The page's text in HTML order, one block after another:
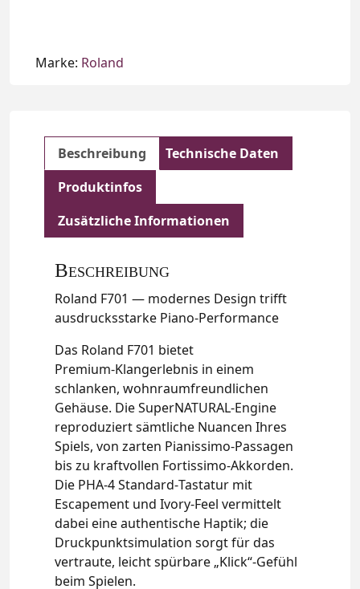
Marke: Roland
Beschreibung
Technische Daten
Produktinfos
Zusätzliche Informationen
Beschreibung
Roland F701 — modernes Design trifft
ausdrucksstarke Piano‑Performance
Das Roland F701 bietet
Premium‑Klangerlebnis in einem
schlanken, wohnraumfreundlichen
Gehäuse. Die SuperNATURAL‑Engine
reproduziert sämtliche Nuancen Ihres
Spiels, von zarten Pianissimo‑Passagen
bis zu kraftvollen Fortissimo‑Akkorden.
Die PHA‑4 Standard‑Tastatur mit
Escapement und Ivory‑Feel vermittelt
dabei eine authentische Haptik; die
Druckpunktsimulation sorgt für das
vertraute, leicht spürbare „Klick“-Gefühl
beim Spielen.